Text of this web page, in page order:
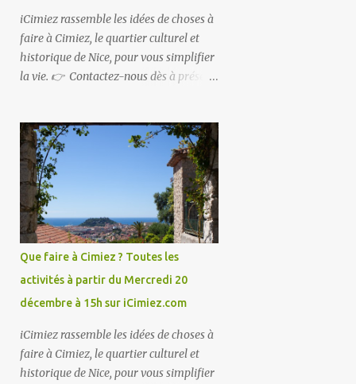
iCimiez rassemble les idées de choses à
faire à Cimiez, le quartier culturel et
historique de Nice, pour vous simplifier
la vie. 👉 Contactez-nous dès à présent
iCimiez !
Que faire à Cimiez ? Toutes les
activités à partir du Mercredi 20
décembre à 15h sur iCimiez.com
iCimiez rassemble les idées de choses à
faire à Cimiez, le quartier culturel et
historique de Nice, pour vous simplifier